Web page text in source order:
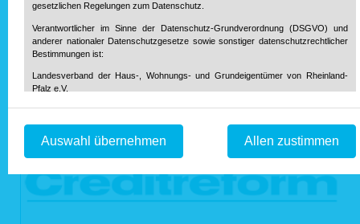
gesetzlichen Regelungen zum Datenschutz.
Verantwortlicher im Sinne der Datenschutz-Grundverordnung (DSGVO) und
anderer nationaler Datenschutzgesetze sowie sonstiger datenschutzrechtlicher
Bestimmungen ist:
Landesverband der Haus-, Wohnungs- und Grundeigentümer von Rheinland-
Pfalz e.V.
Telefon: 0 61 31 / 61 97 20
Telefax: 0 61 31 / 61 98 68
info@hausundgrund-rlp.de
1. Bereitstellung der Webseite und Speicherung in Logfiles
Auswahl übernehmen Allen zustimmen